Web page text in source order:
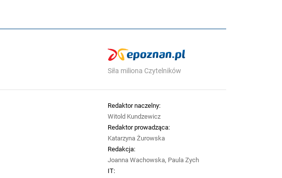
Siła miliona Czytelników
Redaktor naczelny:
Witold Kundzewicz
Redaktor prowadząca:
Katarzyna Żurowska
Redakcja:
Joanna Wachowska, Paula Zych
IT: